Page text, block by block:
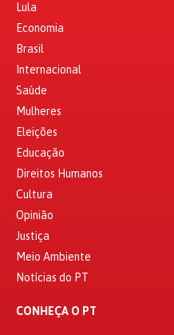
Lula
Economia
Brasil
Internacional
Saúde
Mulheres
Eleições
Educação
Direitos Humanos
Cultura
Opinião
Justiça
Meio Ambiente
Notícias do PT
CONHEÇA O PT